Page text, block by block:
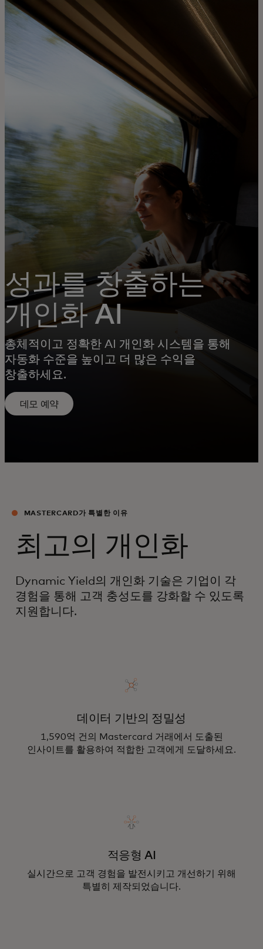
개인 고객
비즈니스 고객
이노베이터
뉴스 & 인사이트
성과를 창출하는
개인화 AI
총체적이고 정확한 AI 개인화 시스템을 통해
자동화 수준을 높이고 더 많은 수익을
창출하세요.
데모 예약
MASTERCARD가 특별한 이유
최고의 개인화
Dynamic Yield의 개인화 기술은 기업이 각
경험을 통해 고객 충성도를 강화할 수 있도록
지원합니다.
데이터 기반의 정밀성
1,590억 건의 Mastercard 거래에서 도출된
인사이트를 활용하여 적합한 고객에게 도달하세요.
적응형 AI
실시간으로 고객 경험을 발전시키고 개선하기 위해
특별히 제작되었습니다.